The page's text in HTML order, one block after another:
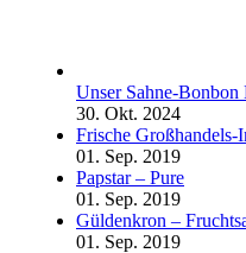
Unser Sahne-Bonbon
30. Okt. 2024
Frische
01. Sep. 2019
Papstar – Pure
01. Sep. 2019
Güldenkron –
01. Sep. 2019